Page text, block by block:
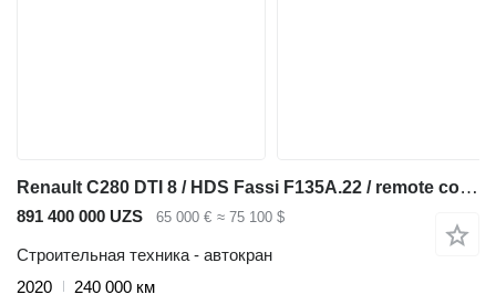
Renault C280 DTI 8 / HDS Fassi F135A.22 / remote control / Rotator / Fla
891 400 000 UZS 65 000 € ≈ 75 100 $
Строительная техника - автокран
2020
240 000 км